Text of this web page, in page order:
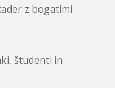
z bogatimi
študenti in